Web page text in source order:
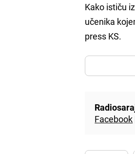
Kako ističu
učenika
press KS.
Facebook